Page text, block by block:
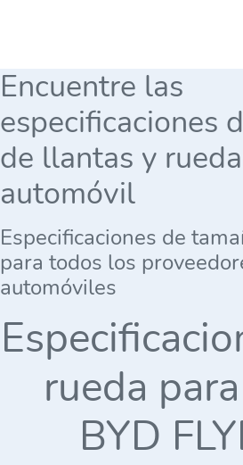
Encuentre las
especificaciones
de llantas y
automóvil
Especificaciones de
para todos los
automóviles
rueda
BYD